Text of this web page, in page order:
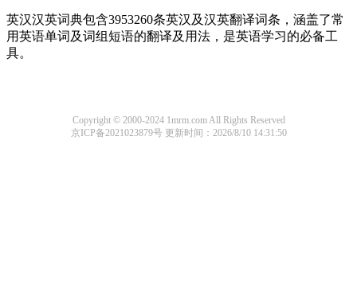
英汉汉英词典包含3953260条英汉及汉英翻译词条，涵盖了常
用英语单词及词组短语的翻译及用法，是英语学习的必备工
具。
Copyright © 2000-2024 1mrm.com All Rights Reserved
京ICP备2021023879号 更新时间：2026/8/10 14:31:50